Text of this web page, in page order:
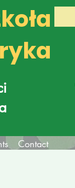
Contact